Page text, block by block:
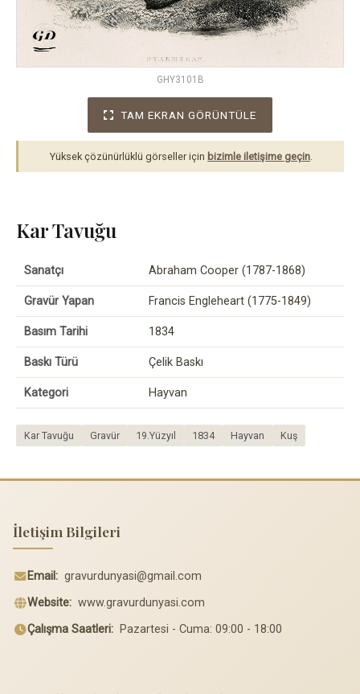
GHY3101B
TAM EKRAN GÖRÜNTÜLE
Yüksek çözünürlüklü görseller için bizimle iletişime geçin.
Kar Tavuğu
Sanatçı Abraham Cooper (1787-1868)
Gravür Yapan Francis Engleheart (1775-1849)
Basım Tarihi 1834
Baskı Türü Çelik Baskı
Kategori Hayvan
Kar Tavuğu Gravür 19.Yüzyıl 1834 Hayvan Kuş
İletişim Bilgileri
Email: gravurdunyasi@gmail.com
Website: www.gravurdunyasi.com
Çalışma Saatleri: Pazartesi - Cuma: 09:00 - 18:00